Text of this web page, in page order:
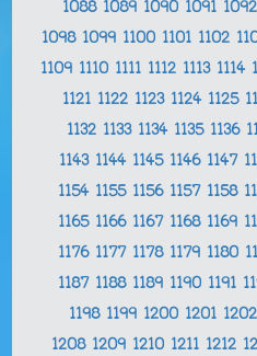
1088 1089 1090 1091 1092
1098 1099 1100 1101 1102
1109 1110 1111 1112 1113 1114
1121 1122 1123 1124 1125
1132 1133 1134 1135 1136
1143 1144 1145 1146 1147
1154 1155 1156 1157 1158
1165 1166 1167 1168 1169
1176 1177 1178 1179 1180
1187 1188 1189 1190 1191
1198 1199 1200 1201 1202
1208 1209 1210 1211 1212